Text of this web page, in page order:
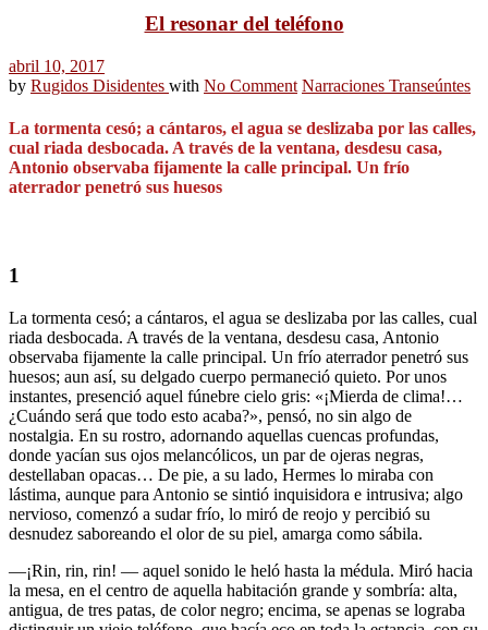
El resonar del teléfono
abril 10, 2017
by Rugidos Disidentes with No Comment Narraciones Transeúntes
La tormenta cesó; a cántaros, el agua se deslizaba por las calles,
cual riada desbocada. A través de la ventana, desdesu casa,
Antonio observaba fijamente la calle principal. Un frío
aterrador penetró sus huesos
1
La tormenta cesó; a cántaros, el agua se deslizaba por las calles, cual
riada desbocada. A través de la ventana, desdesu casa, Antonio
observaba fijamente la calle principal. Un frío aterrador penetró sus
huesos; aun así, su delgado cuerpo permaneció quieto. Por unos
instantes, presenció aquel fúnebre cielo gris: «¡Mierda de clima!…
¿Cuándo será que todo esto acaba?», pensó, no sin algo de
nostalgia. En su rostro, adornando aquellas cuencas profundas,
donde yacían sus ojos melancólicos, un par de ojeras negras,
destellaban opacas… De pie, a su lado, Hermes lo miraba con
lástima, aunque para Antonio se sintió inquisidora e intrusiva; algo
nervioso, comenzó a sudar frío, lo miró de reojo y percibió su
desnudez saboreando el olor de su piel, amarga como sábila.
—¡Rin, rin, rin! — aquel sonido le heló hasta la médula. Miró hacia
la mesa, en el centro de aquella habitación grande y sombría: alta,
antigua, de tres patas, de color negro; encima, se apenas se lograba